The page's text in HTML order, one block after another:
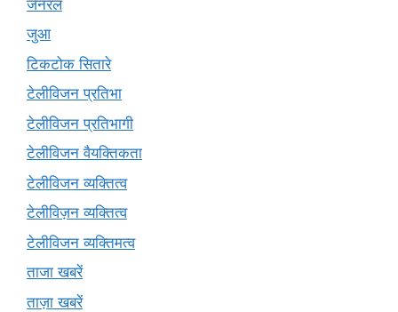
जनरल
जुआ
टिकटोक सितारे
टेलीविजन प्रतिभा
टेलीविजन प्रतिभागी
टेलीविजन वैयक्तिकता
टेलीविजन व्यक्तित्व
टेलीविज़न व्यक्तित्व
टेलीविजन व्यक्तिमत्व
ताजा खबरें
ताज़ा खबरें